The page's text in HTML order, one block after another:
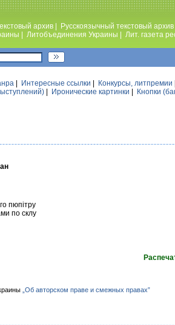
архив Русскоязычный текстовый архив
Литобъединения Украины Лит. газета
Интересные ссылки Конкурсы, литпремии
Иронические картинки Кнопки
пюпітру
по склу
„Об авторском праве и смежных правах”